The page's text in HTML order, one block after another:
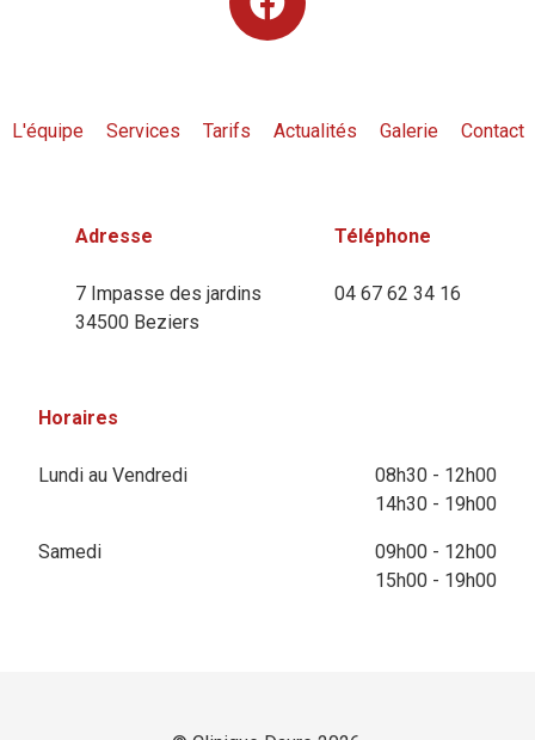
L'équipe Services Tarifs Actualités Galerie Contact
Adresse
7 Impasse des jardins
34500 Beziers
Téléphone
04 67 62 34 16
Horaires
Lundi au Vendredi
08h30 - 12h00
14h30 - 19h00
Samedi
09h00 - 12h00
15h00 - 19h00